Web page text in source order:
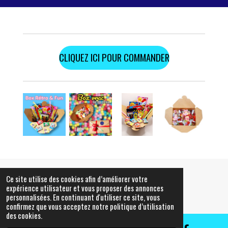
Ce site utilise des cookies afin d’améliorer votre
expérience utilisateur et vous proposer des annonces
personnalisées. En continuant d'utiliser ce site, vous
confirmez que vous acceptez notre politique d’utilisation
des cookies.
CLIQUEZ ICI POUR COMMANDER
© 2021 - 2026 oh my chique
Propulsé parWebador